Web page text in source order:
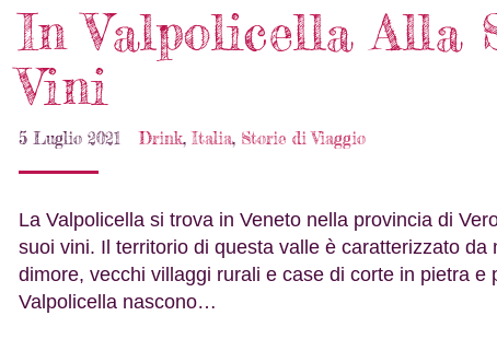
In Valpolicella Alla
Vini
5 Luglio 2021 Drink,Italia, Storie di Viaggio
La Valpolicella si trova in Veneto nella provincia di
suoi vini. Il territorio di questa valle è caratterizzato
dimore, vecchi villaggi rurali e case di corte in pietra e
Valpolicella nascono…